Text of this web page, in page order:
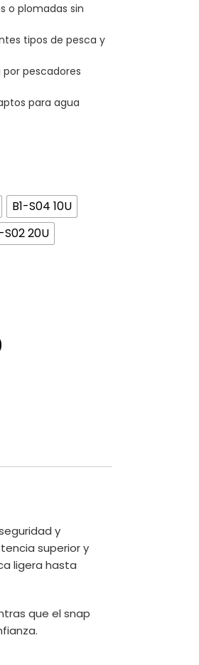
o plomadas sin
tipos de pesca y
pescadores
para agua
B1-S04 10U
S02 20U
y
superior y
ligera hasta
que el snap